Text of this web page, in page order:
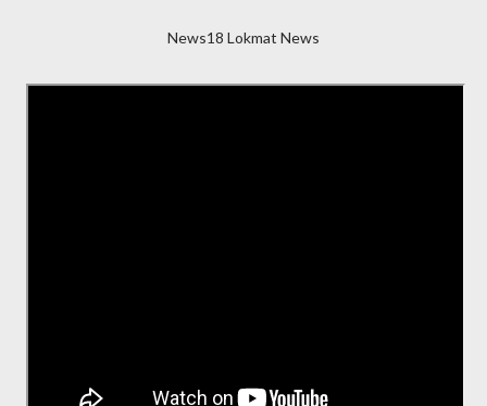
News18 Lokmat News